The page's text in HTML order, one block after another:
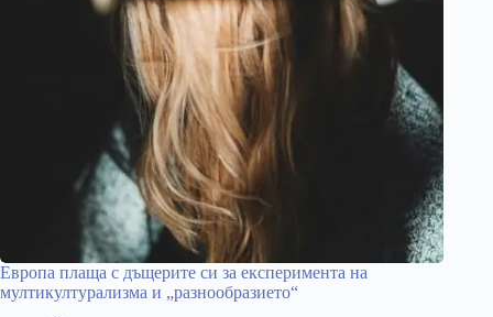
Европа плаща с дъщерите си за експеримента на
мултикултурализма и „разнообразието“